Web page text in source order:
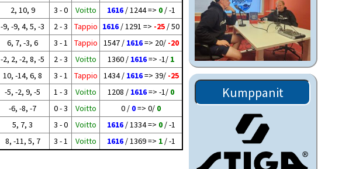
2, 10, 9 3 - 0 Voitto 1616/ 1244 => 0/ -1
-9, -9, 4, 5, -3 2 - 3 Tappio 1616 / 1291 => -25 / 50
6, 7, -3, 6 3 - 1 Tappio 1547 / 1616=> 20/ -20
-2, 2, -2, 8, -5 2 - 3 Voitto 1360 / 1616=> -1/ 1
10, -14, 6, 8 3 - 1 Tappio 1434 / 1616=> 39/ -25
-5, -2, 9, -5 1 - 3 Voitto 1208 / 1616=> -1/ 0
-6, -8, -7 0 - 3 Voitto 0 / 0=> 0/ 0
5, 7, 3 3 - 0 Voitto 1616/ 1334 => 0/ -1
8, -11, 5, 7 3 - 1 Voitto 1616/ 1369 => 1/ -1
Kumppanit